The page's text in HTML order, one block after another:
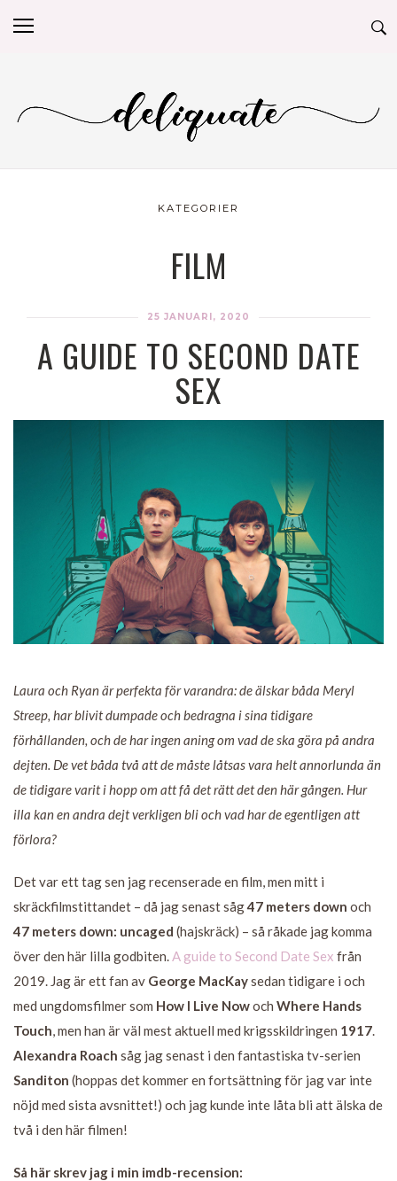
KATEGORIER
FILM
25 JANUARI, 2020
A GUIDE TO SECOND DATE
SEX
Laura och Ryan är perfekta för varandra: de älskar båda Meryl
Streep, har blivit dumpade och bedragna i sina tidigare
förhållanden, och de har ingen aning om vad de ska göra på andra
dejten. De vet båda två att de måste låtsas vara helt annorlunda än
de tidigare varit i hopp om att få det rätt det den här gången. Hur
illa kan en andra dejt verkligen bli och vad har de egentligen att
förlora?
Det var ett tag sen jag recenserade en film, men mitt i
skräckfilmstittandet – då jag senast såg47 meters down och
47 meters down: uncaged (hajskräck) – så råkade jag komma
över den här lilla godbiten. A guide to Second Date Sex från
2019. Jag är ett fan av George MacKaysedan tidigare i och
med ungdomsfilmer som How I Live Nowoch Where Hands
Touch , men han är väl mest aktuell med krigsskildringen 1917
Alexandra Roach såg jag senast i den fantastiska tv-serien
Sanditon (hoppas det kommer en fortsättning för jag var inte
nöjd med sista avsnittet!) och jag kunde inte låta bli att älska de
två i den här filmen!
Så här skrev jag i min imdb-recension: